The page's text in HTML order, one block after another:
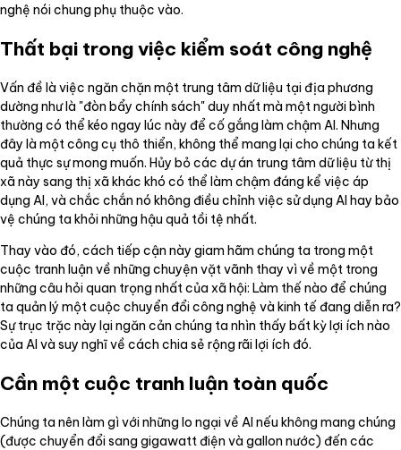
nghệ nói chung phụ thuộc vào.
Thất bại trong việc kiểm soát công nghệ
Vấn đề là việc ngăn chặn một trung tâm dữ liệu tại địa phương
dường như là "đòn bẩy chính sách" duy nhất mà một người bình
thường có thể kéo ngay lúc này để cố gắng làm chậm AI. Nhưng
đây là một công cụ thô thiển, không thể mang lại cho chúng ta kết
quả thực sự mong muốn. Hủy bỏ các dự án trung tâm dữ liệu từ thị
xã này sang thị xã khác khó có thể làm chậm đáng kể việc áp
dụng AI, và chắc chắn nó không điều chỉnh việc sử dụng AI hay bảo
vệ chúng ta khỏi những hậu quả tồi tệ nhất.
Thay vào đó, cách tiếp cận này giam hãm chúng ta trong một
cuộc tranh luận về những chuyện vặt vãnh thay vì về một trong
những câu hỏi quan trọng nhất của xã hội: Làm thế nào để chúng
ta quản lý một cuộc chuyển đổi công nghệ và kinh tế đang diễn ra?
Sự trục trặc này lại ngăn cản chúng ta nhìn thấy bất kỳ lợi ích nào
của AI và suy nghĩ về cách chia sẻ rộng rãi lợi ích đó.
Cần một cuộc tranh luận toàn quốc
Chúng ta nên làm gì với những lo ngại về AI nếu không mang chúng
(được chuyển đổi sang gigawatt điện và gallon nước) đến các